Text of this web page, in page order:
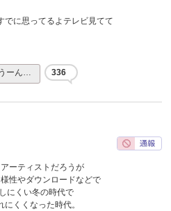
でに思ってるよテレビ見てて
うーん… 336
ーティストだろうが
性やダウンロードなどで
にくい冬の時代で
くくなった時代。